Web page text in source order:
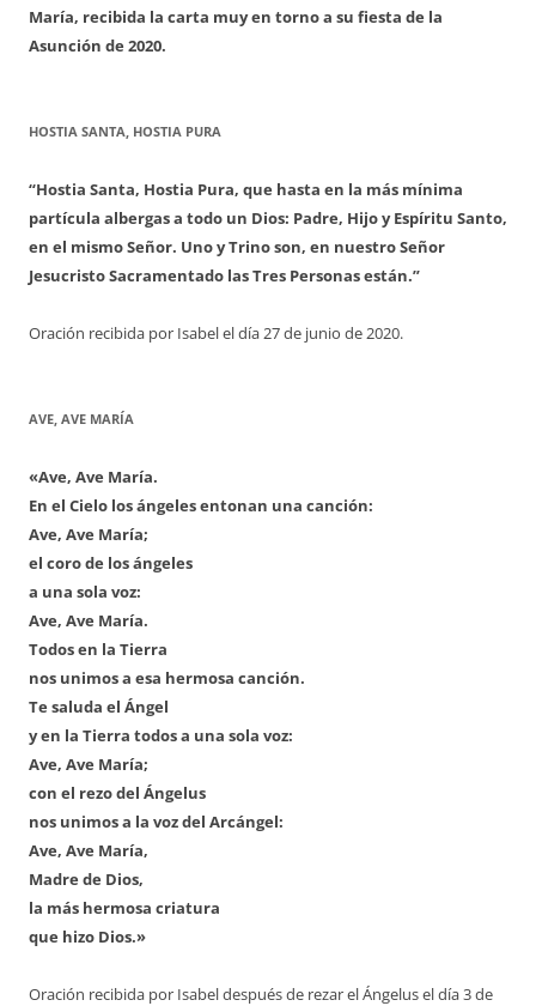
María, recibida la carta muy en torno a su fiesta de la
Asunción de 2020.
HOSTIA SANTA, HOSTIA PURA
“Hostia Santa, Hostia Pura, que hasta en la más mínima
partícula albergas a todo un Dios: Padre, Hijo y Espíritu Santo,
en el mismo Señor. Uno y Trino son, en nuestro Señor
Jesucristo Sacramentado las Tres Personas están.”
Oración recibida por Isabel el día 27 de junio de 2020.
AVE, AVE MARÍA
«Ave, Ave María.
En el Cielo los ángeles entonan una canción:
Ave, Ave María;
el coro de los ángeles
a una sola voz:
Ave, Ave María.
Todos en la Tierra
nos unimos a esa hermosa canción.
Te saluda el Ángel
y en la Tierra todos a una sola voz:
Ave, Ave María;
con el rezo del Ángelus
nos unimos a la voz del Arcángel:
Ave, Ave María,
Madre de Dios,
la más hermosa criatura
que hizo Dios.»
Oración recibida por Isabel después de rezar el Ángelus el día 3 de